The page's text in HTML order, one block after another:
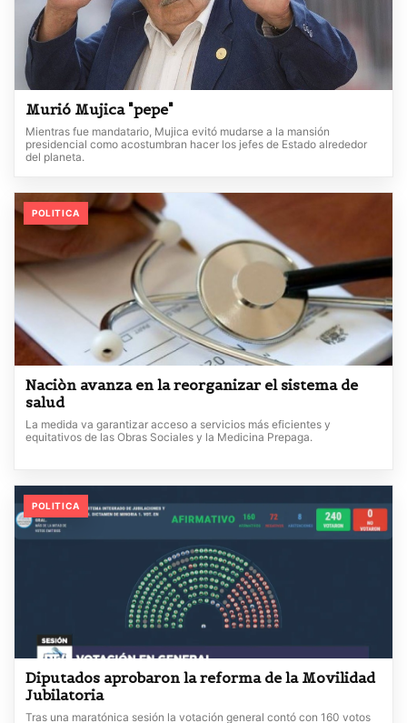
Murió Mujica "pepe"
Mientras fue mandatario, Mujica evitó mudarse a la mansión
presidencial como acostumbran hacer los jefes de Estado alrededor
del planeta.
POLITICA
Naciòn avanza en la reorganizar el sistema de
salud
La medida va garantizar acceso a servicios más eficientes y
equitativos de las Obras Sociales y la Medicina Prepaga.
POLITICA
Diputados aprobaron la reforma de la Movilidad
Jubilatoria
Tras una maratónica sesión la votación general contó con 160 votos